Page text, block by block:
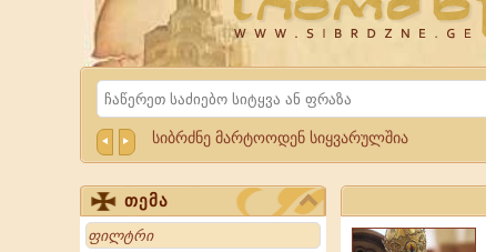
Search
სიბრძნე მარტოოდენ სიყვარულშია
თემა
Search